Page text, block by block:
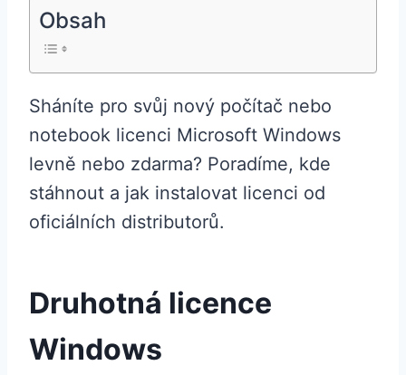
Obsah
Sháníte pro svůj nový počítač nebo
notebook licenci Microsoft Windows
levně nebo zdarma? Poradíme, kde
stáhnout a jak instalovat licenci od
oficiálních distributorů.
Druhotná licence
Windows